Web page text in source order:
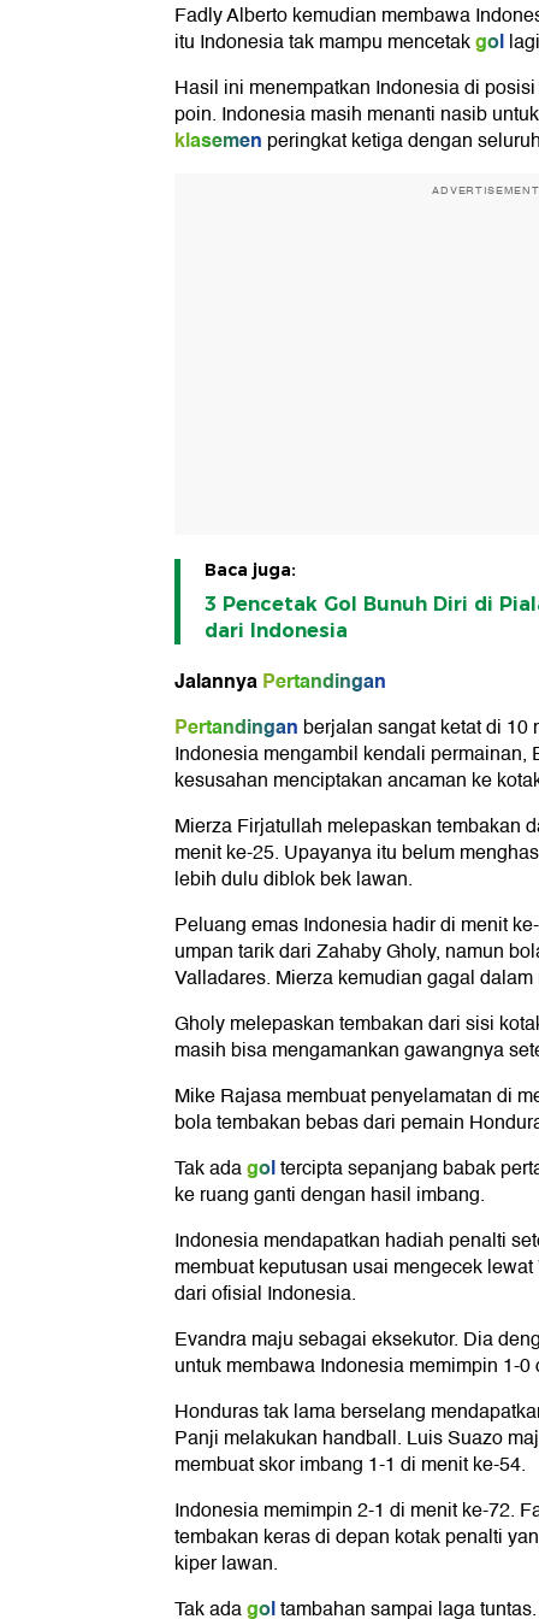
Fadly Alberto kemudian membawa
itu Indonesia tak mampu mencetakgol
Hasil ini menempatkan Indonesia di
poin. Indonesia masih menanti nasib
klasemen peringkat ketiga dengan
ADVERTISEMENT
Baca juga:
3 Pencetak Gol Bunuh Diri di
dari Indonesia
JalannyaPertandingan
Pertandingan berjalan sangat ketat di 10
Indonesia mengambil kendali permainan,
kesusahan menciptakan ancaman ke
Mierza Firjatullah melepaskan tembakan
menit ke-25. Upayanya itu belum
lebih dulu diblok bek lawan.
Peluang emas Indonesia hadir di menit
umpan tarik dari Zahaby Gholy, namun
Valladares. Mierza kemudian gagal
Gholy melepaskan tembakan dari sisi
masih bisa mengamankan gawangnya
Mike Rajasa membuat penyelamatan di
bola tembakan bebas dari pemain
Tak adagoltercipta sepanjang babak
ke ruang ganti dengan hasil imbang.
Indonesia mendapatkan hadiah penalti
membuat keputusan usai mengecek
dari ofisial Indonesia.
Evandra maju sebagai eksekutor. Dia
untuk membawa Indonesia memimpin 1-0
Honduras tak lama berselang
Panji melakukan handball. Luis Suazo
membuat skor imbang 1-1 di menit ke-54.
Indonesia memimpin 2-1 di menit ke-72.
tembakan keras di depan kotak penalti
kiper lawan.
Tak adagoltambahan sampai laga